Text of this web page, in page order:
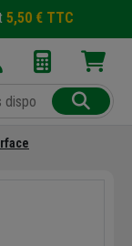
5,50 € TTC